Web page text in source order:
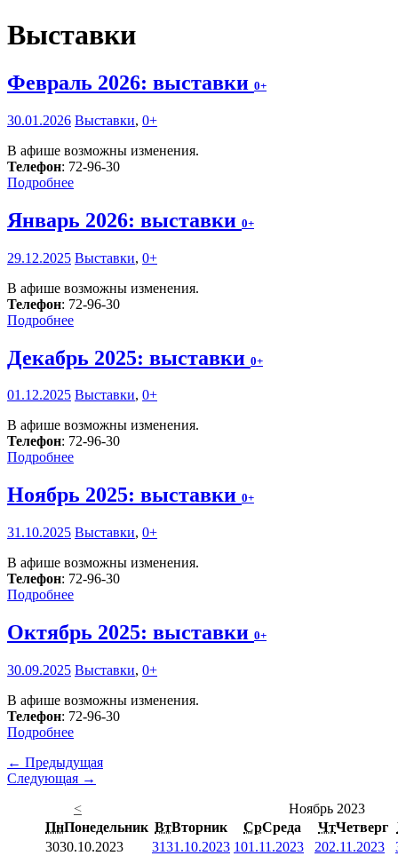
Выставки
Февраль 2026: выставки 0+
30.01.2026 Выставки, 0+
В афише возможны изменения.
Телефон: 72-96-30
Подробнее
Январь 2026: выставки 0+
29.12.2025 Выставки, 0+
В афише возможны изменения.
Телефон: 72-96-30
Подробнее
Декабрь 2025: выставки 0+
01.12.2025 Выставки, 0+
В афише возможны изменения.
Телефон: 72-96-30
Подробнее
Ноябрь 2025: выставки 0+
31.10.2025 Выставки, 0+
В афише возможны изменения.
Телефон: 72-96-30
Подробнее
Октябрь 2025: выставки 0+
30.09.2025 Выставки, 0+
В афише возможны изменения.
Телефон: 72-96-30
Подробнее
← Предыдущая
Следующая →
<
Ноябрь 2023
ПнПонедельник ВтВторник СрСреда ЧтЧетверг
3030.10.2023 3131.10.2023 101.11.2023 202.11.2023